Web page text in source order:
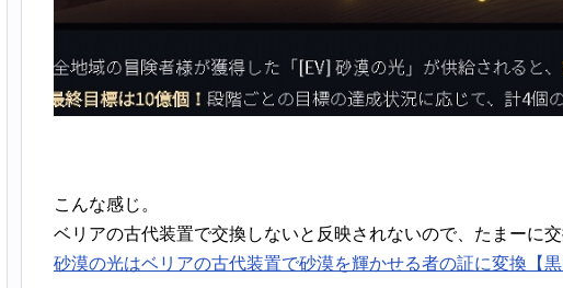
こんな感じ。
ベリアの古代装置で交換しないと反映されないので、たまーに交
砂漠の光はベリアの古代装置で砂漠を輝かせる者の証に変換【黒